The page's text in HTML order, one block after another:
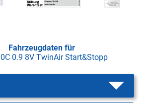
Fahrzeugdaten für
0.9 8V TwinAir Start&Stopp